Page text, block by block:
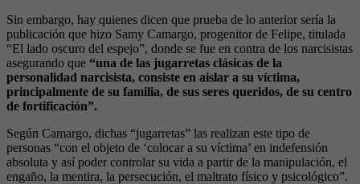
Sin embargo, hay quienes dicen que prueba de lo anterior sería la
publicación que hizo Samy Camargo, progenitor de Felipe, titulada
“El lado oscuro del espejo”, donde se fue en contra de los narcisistas
asegurando que “una de las jugarretas clásicas de la
personalidad narcisista, consiste en aislar a su víctima,
principalmente de su familia, de sus seres queridos, de su centro
de fortificación”.
Según Camargo, dichas “jugarretas” las realizan este tipo de
personas “con el objeto de ‘colocar a su víctima’ en indefensión
absoluta y así poder controlar su vida a partir de la manipulación, el
engaño, la mentira, la persecución, el maltrato físico y psicológico”.